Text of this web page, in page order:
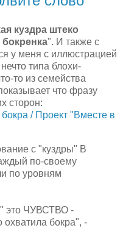
куздра штеко
". И также с
у меня с иллюстрацией
нечто типа блохи-
то из семейства
что фразу
сторон:
/ Проект "Вместе в
с "куздры" В
по-своему
по уровням
это ЧУВСТВО -
бокра", -